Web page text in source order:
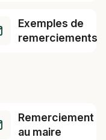
Exemples de
remerciements
Remerciement
au maire